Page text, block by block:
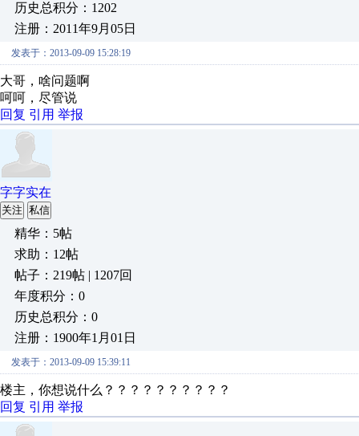
历史总积分：1202
注册：2011年9月05日
发表于：2013-09-09 15:28:19
大哥，啥问题啊
呵呵，尽管说
回复 引用 举报
字字实在
关注 私信
精华：5帖
求助：12帖
帖子：219帖 | 1207回
年度积分：0
历史总积分：0
注册：1900年1月01日
发表于：2013-09-09 15:39:11
楼主，你想说什么？？？？？？？？？？
回复 引用 举报